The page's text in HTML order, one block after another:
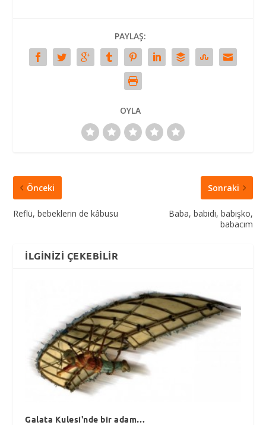
PAYLAŞ:
OYLA
Önceki
Reflü, bebeklerin de kâbusu
Sonraki
Baba, babidi, babişko,
babacım
İLGINIZI ÇEKEBILIR
Galata Kulesi'nde bir adam…